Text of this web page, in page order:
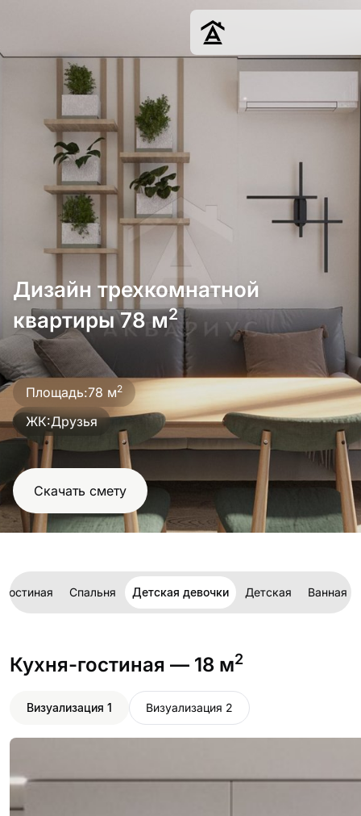
Ремонт
Наши работы
О нас
Контакты
г. Краснодар
34
проект
Дизайн трехкомнатной
квартиры 78 м2
Площадь:78 м2
ЖК:Друзья
Скачать смету
Спальня Детская девочки Детская Ванная
Кухня-гостиная — 18 м2
Визуализация 1 Визуализация 2